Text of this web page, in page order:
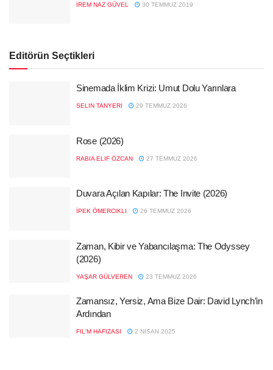
İREM NAZ GÜVEL 30 TEMMUZ 2019
Editörün Seçtikleri
Sinemada İklim Krizi: Umut Dolu Yarınlara
SELIN TANYERI 29 TEMMUZ 2026
Rose (2026)
RABIA ELIF ÖZCAN 27 TEMMUZ 2026
Duvara Açılan Kapılar: The Invite (2026)
İPEK ÖMERCIKLI 26 TEMMUZ 2026
Zaman, Kibir ve Yabancılaşma: The Odyssey
(2026)
YAŞAR GÜLVEREN 23 TEMMUZ 2026
Zamansız, Yersiz, Ama Bize Dair: David Lynch’in
Ardından
FIL'M HAFIZASI 2 NISAN 2025